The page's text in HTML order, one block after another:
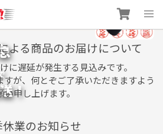
！
よる商品のお届けについて
に遅延が発生する見込みです。
が、何とぞご了承いただきますよう
い申し上げます。
業のお知らせ